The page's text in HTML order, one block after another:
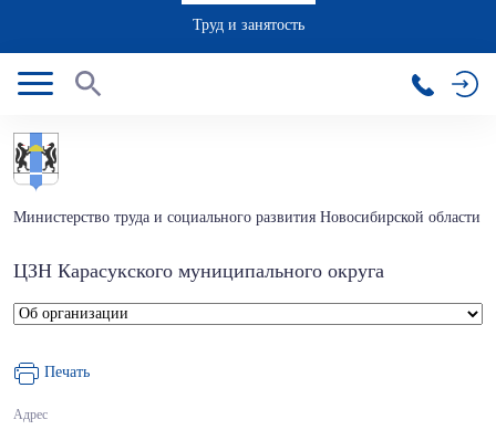
Труд и занятость
Министерство труда и социального развития Новосибирской области
ЦЗН Карасукского муниципального округа
Печать
Адрес